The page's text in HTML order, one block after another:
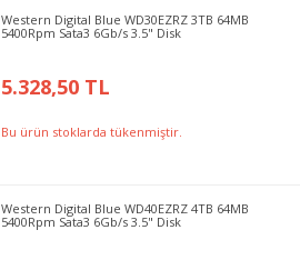
Western Digital Blue WD30EZRZ 3TB 64MB
5400Rpm Sata3 6Gb/s 3.5" Disk
5.328,50 TL
Bu ürün stoklarda tükenmiştir.
Western Digital Blue WD40EZRZ 4TB 64MB
5400Rpm Sata3 6Gb/s 3.5" Disk